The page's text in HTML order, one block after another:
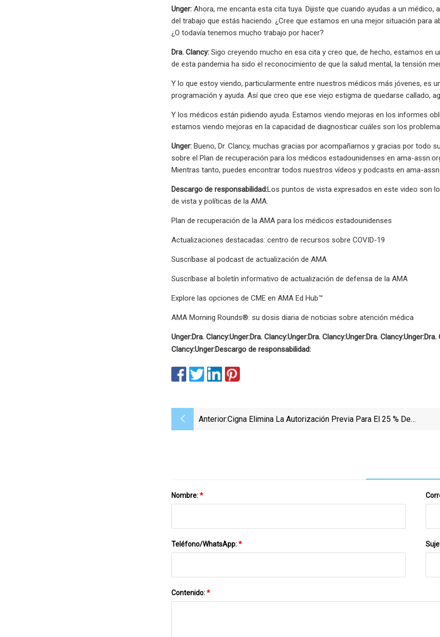
Unger: Ahora, me encanta esta cita tuya. Dijiste que cuando ayudas a un
del trabajo que estás haciendo. ¿Cree que estamos en una mejor situación para
¿O todavía tenemos mucho trabajo por hacer?
Dra. Clancy: Sigo creyendo mucho en esa cita y creo que, de hecho, estamos
de esta pandemia ha sido el reconocimiento de que la salud mental, la tensión
Y lo que estoy viendo, particularmente entre nuestros médicos más jóvenes, es
programación y ayuda. Así que creo que ese viejo estigma de quedarse callado,
Y los médicos están pidiendo ayuda. Estamos viendo mejoras en los informes
estamos viendo mejoras en la capacidad de diagnosticar cuáles son los
Unger: Bueno, Dr. Clancy, muchas gracias por acompañarnos y gracias por todo
sobre el Plan de recuperación para los médicos estadounidenses en ama-
Mientras tanto, puedes encontrar todos nuestros vídeos y podcasts en ama-
Descargo de responsabilidad:Los puntos de vista expresados ​​en este video son
de vista y políticas de la AMA.
Plan de recuperación de la AMA para los médicos estadounidenses
Actualizaciones destacadas: centro de recursos sobre COVID-19
Suscríbase al podcast de actualización de AMA
Suscríbase al boletín informativo de actualización de defensa de la AMA
Explore las opciones de CME en AMA Ed Hub™
AMA Morning Rounds®: su dosis diaria de noticias sobre atención médica
Unger:Dra. Clancy:Unger:Dra. Clancy:Unger:Dra. Clancy:Unger:Dra. Clancy:Unger:Dra.
Clancy:Unger:Descargo de responsabilidad:
Anterior:Cigna Elimina La Autorización Previa Para El 25 % De
Nombre:*
Teléfono/WhatsApp:*
Contenido:*